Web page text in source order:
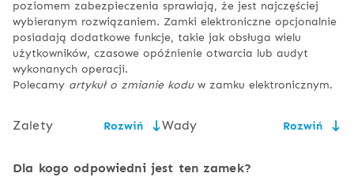
poziomem zabezpieczenia sprawiają, że jest najczęściej
wybieranym rozwiązaniem. Zamki elektroniczne opcjonalnie
posiadają dodatkowe funkcje, takie jak obsługa wielu
użytkowników, czasowe opóźnienie otwarcia lub audyt
wykonanych operacji.
Polecamy artykuł o zmianie koduw zamku elektronicznym.
Zalety Rozwiń
łatwość obsługi,
Wady Rozwiń
konieczność wymiany baterii,
Dla kogo odpowiedni jest ten zamek?